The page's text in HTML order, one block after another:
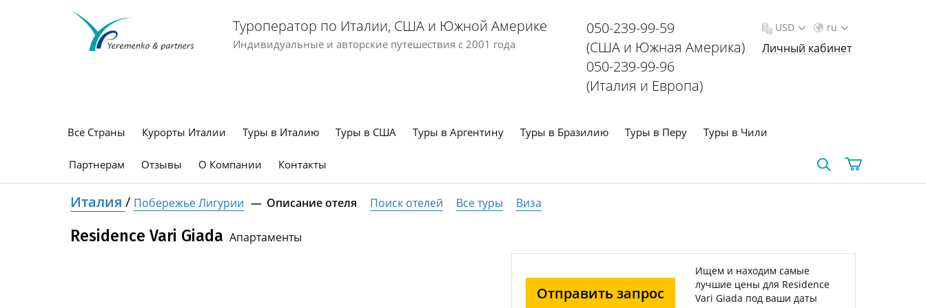
Туроператор по Италии, США и Южной Америке
Индивидуальные и авторские путешествия с 2001 года
050-239-99-59
(США и Южная Америка)
050-239-99-96
(Италия и Европа)
ru
USD
Личный кабинет
Все Страны Курорты Италии Туры в Италию Туры в США Туры в Аргентину Туры в Бразилию Туры в Перу Туры в Чили
Партнерам Отзывы О Компании Контакты
Италия / Побережье Лигурии Описание отеля Поиск отелей Все туры Виза
Residence Vari Giada Апартаменты
Отправить запрос
Ищем и находим самые
лучшие цены для Residence
Vari Giada под ваши даты